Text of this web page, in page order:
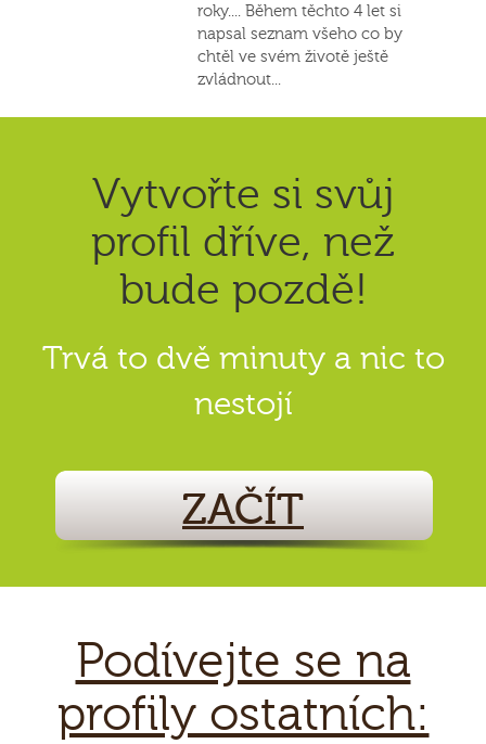
roky.... Během těchto 4 let si
napsal seznam všeho co by
chtěl ve svém životě ještě
zvládnout...
Vytvořte si svůj
profil dříve, než
bude pozdě!
Trvá to dvě minuty a nic to
nestojí
ZAČÍT
Podívejte se na
profily ostatních: